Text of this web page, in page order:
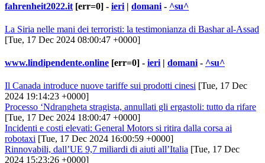
fahrenheit2022.it [err=0] - ieri | domani - ^su^
La Siria nelle mani dei terroristi: la testimonianza di Bashar al-Assad
[Tue, 17 Dec 2024 08:00:47 +0000]
www.lindipendente.online [err=0] - ieri | domani - ^su^
Il Canada introduce nuove tariffe sui prodotti cinesi [Tue, 17 Dec
2024 19:14:23 +0000]
Processo ‘Ndrangheta stragista, annullati gli ergastoli: tutto da rifare
[Tue, 17 Dec 2024 18:00:47 +0000]
Incidenti e costi elevati: General Motors si ritira dalla corsa ai
robotaxi [Tue, 17 Dec 2024 16:00:59 +0000]
Rinnovabili, dall’UE 9,7 miliardi di aiuti all’Italia [Tue, 17 Dec
2024 15:23:26 +0000]